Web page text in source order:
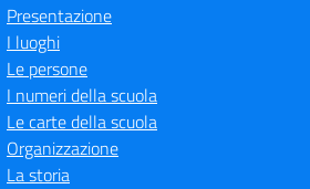
Presentazione
I luoghi
Le persone
I numeri della scuola
Le carte della scuola
Organizzazione
La storia